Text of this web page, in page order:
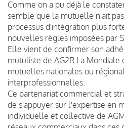
Comme on a pu déjà le
semble que la mutuelle n'ait
processus d'intégration plus
nouvelles règles imposées par
Elle vient de confirmer son
mutuliste de AG2R La Mondiale
mutuelles nationales ou
interprofessionnelles.
Ce partenariat commercial et
de s'appuyer sur l'expertise en
individuelle et collective de